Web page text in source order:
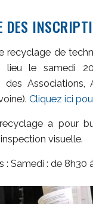
DES
recyclage de
lieu le samedi
des
Cliquez ici
a pour
visuelle.
: Samedi : de 8h30